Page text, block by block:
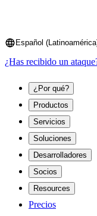
Language
Español
¿Has recibido un
¿Por qué?
Productos
Servicios
Soluciones
Desarrolladores
Socios
Resources
Precios